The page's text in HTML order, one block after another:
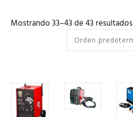
Mostrando 33–43 de 43 resultados